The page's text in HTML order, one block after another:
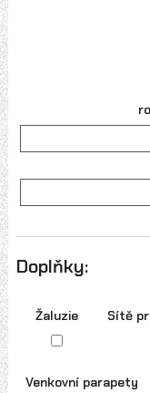
Doplňky:
Žaluzie Sítě
Venkovní parapety